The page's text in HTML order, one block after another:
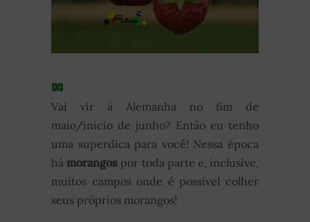
Vai vir à Alemanha no fim de
maio/início de junho? Então eu tenho
uma superdica para você! Nessa época
há morangos por toda parte e, inclusive,
muitos campos onde é possível colher
seus próprios morangos!